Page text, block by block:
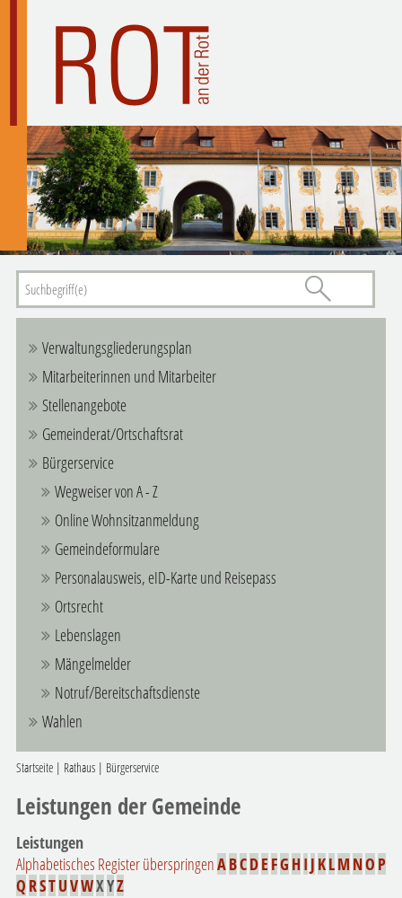
Verwaltungsgliederungsplan
Mitarbeiterinnen und Mitarbeiter
Stellenangebote
Gemeinderat/Ortschaftsrat
Bürgerservice
Wegweiser von A - Z
Online Wohnsitzanmeldung
Gemeindeformulare
Personalausweis, eID-Karte und Reisepass
Ortsrecht
Lebenslagen
Mängelmelder
Notruf/Bereitschaftsdienste
Wahlen
Startseite| Rathaus| Bürgerservice
Leistungen der Gemeinde
Leistungen
Alphabetisches Register überspringenABCDE FG H I J KLM NO P
Q RSTUVWXYZ